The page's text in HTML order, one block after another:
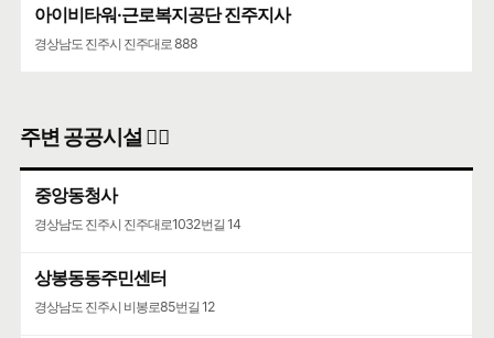
아이비타워·근로복지공단 진주지사
경상남도 진주시 진주대로 888
주변 공공시설 👨‍✈️
중앙동청사
경상남도 진주시 진주대로1032번길 14
상봉동동주민센터
경상남도 진주시 비봉로85번길 12